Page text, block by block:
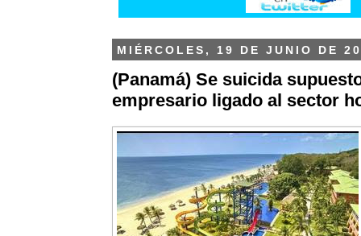
MIÉRCOLES, 19 DE JUNIO DE
(Panamá) Se suicida
empresario ligado al sector